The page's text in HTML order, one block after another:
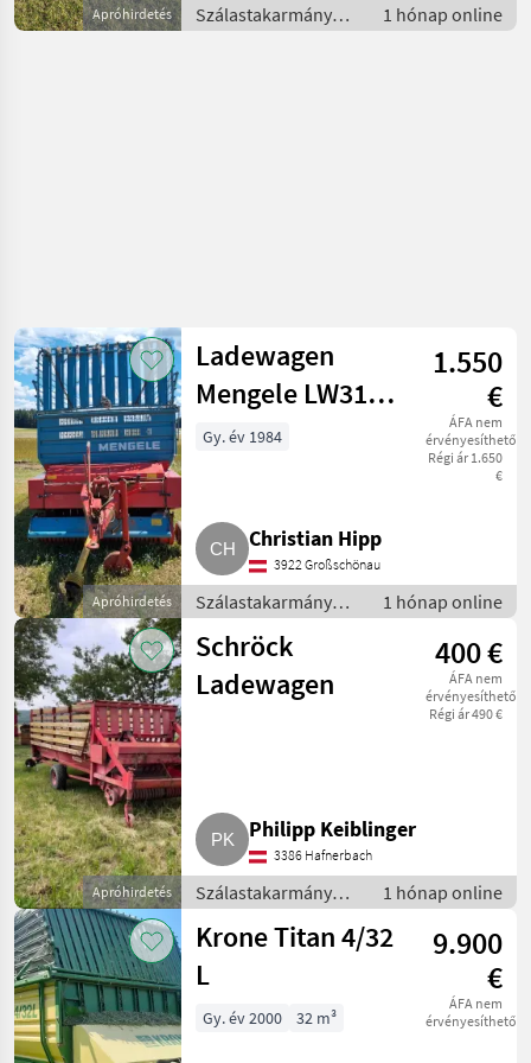
Apróhirdetés
Szálastakarmány
betakarítók /
1 hónap online
Apróhirdetés
Ladewagen
Mengele LW310
Quadro
1.550
€
ÁFA nem
érvényesíthető
Régi ár 1.650
€
Gy. év 1984
Christian Hipp
3922 Großschönau
Szálastakarmány
betakarítók /
Rendfelszedő
pótkocsi
1 hónap online
Apróhirdetés
Schröck
Ladewagen
400 €
ÁFA nem
érvényesíthető
Régi ár 490 €
Philipp Keiblinger
3386 Hafnerbach
Szálastakarmány
betakarítók /
Rendfelszedő
pótkocsi
1 hónap online
Krone Titan 4/32
L
9.900
€
ÁFA nem
érvényesíthető
Gy. év 2000 32 m³